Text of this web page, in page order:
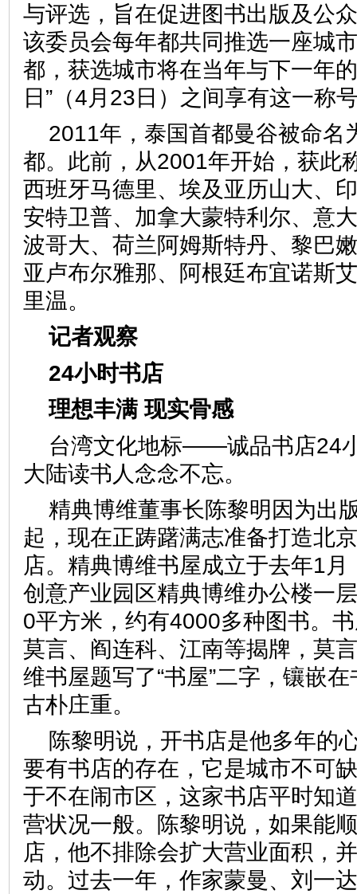
与评选，旨在促进图书出版及公
该委员会每年都共同推选一座城
都，获选城市将在当年与下一年
日”（4月23日）之间享有这
2011年，泰国首都曼谷被命名
都。此前，从2001年开始，获此
西班牙马德里、埃及亚历山大、
安特卫普、加拿大蒙特利尔、意
波哥大、荷兰阿姆斯特丹、黎巴
亚卢布尔雅那、阿根廷布宜诺斯
里温。
记者观察
24小时书店
理想丰满 现实骨感
台湾文化地标——诚品书店24
大陆读书人念念不忘。
精典博维董事长陈黎明因为出
起，现在正踌躇满志准备打造北
店。精典博维书屋成立于去年1
创意产业园区精典博维办公楼一
0平方米，约有4000多种图书。
莫言、阎连科、江南等揭牌，莫
维书屋题写了“书屋”二字，镶嵌
古朴庄重。
陈黎明说，开书店是他多年的
要有书店的存在，它是城市不可
于不在闹市区，这家书店平时知
营状况一般。陈黎明说，如果能
店，他不排除会扩大营业面积，
动。过去一年，作家蒙曼、刘一